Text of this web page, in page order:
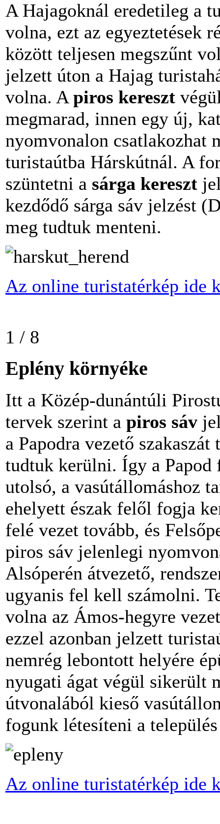
A Hajagoknál eredetileg a
volna, ezt az egyeztetések
között teljesen megszűnt
jelzett úton a Hajag
volna. A piros kereszt
megmarad, innen egy új,
nyomvonalon csatlakozhat
turistaútba Hárskútnál. A
szüntetni a sárga kereszt
kezdődő sárga sáv jelzést
meg tudtuk menteni.
Az online turistatérkép ide
1 / 8
Eplény környéke
Itt a Közép-dunántúli
tervek szerint a piros sáv
a Papodra vezető
tudtuk kerülni. Így a Papod
utolsó, a vasútállomáshoz
ehelyett észak felől fogja
felé vezet tovább, és
piros sáv jelenlegi
Alsóperén átvezető,
ugyanis fel kell számolni.
volna az Ámos-hegyre
ezzel azonban jelzett
nemrég lebontott helyére
nyugati ágat végül sikerült
útvonalából kieső
fogunk létesíteni a
Az online turistatérkép ide